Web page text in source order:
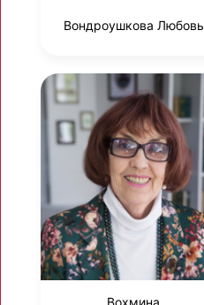
Вондроушкова Любовь
Вохмина